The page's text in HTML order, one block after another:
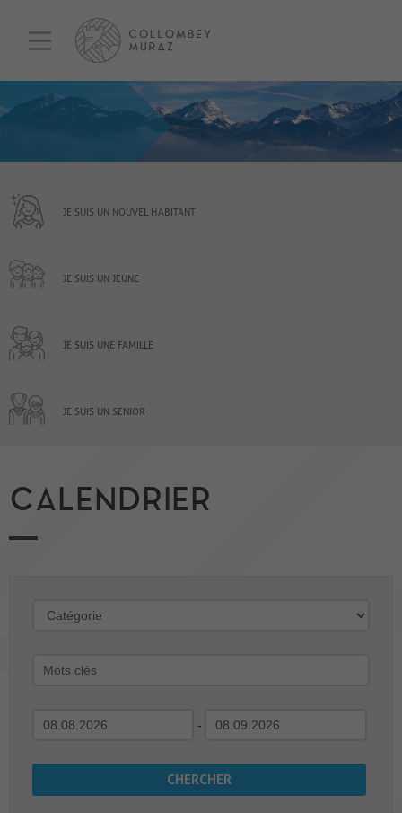
JE SUIS UN NOUVEL HABITANT
JE SUIS UN JEUNE
JE SUIS UNE FAMILLE
JE SUIS UN SENIOR
CALENDRIER
-